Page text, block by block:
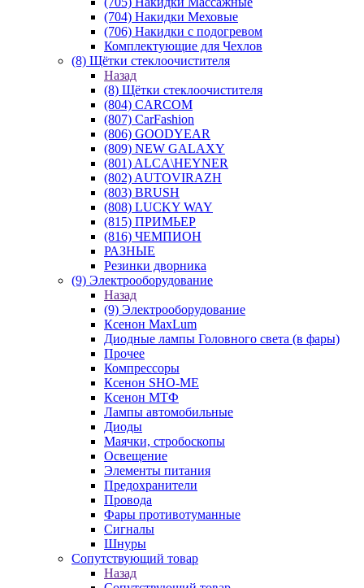
(704) Накидки Меховые
(706) Накидки с подогревом
Комплектующие для Чехлов
(8) Щётки стеклоочистителя
Назад
(8) Щётки стеклоочистителя
(804) CARCOM
(807) CarFashion
(806) GOODYEAR
(809) NEW GALAXY
(801) ALCA\HEYNER
(802) AUTOVIRAZH
(803) BRUSH
(808) LUCKY WAY
(815) ПРИМЬЕР
(816) ЧЕМПИОН
РАЗНЫЕ
Резинки дворника
(9) Электрооборудование
Назад
(9) Электрооборудование
Ксенон MaxLum
Диодные лампы Головного света (в фары)
Прочее
Компрессоры
Ксенон SHO-ME
Ксенон МТФ
Лампы автомобильные
Диоды
Маячки, стробоскопы
Освещение
Элементы питания
Предохранители
Провода
Фары противотуманные
Сигналы
Шнуры
Сопутствующий товар
Назад